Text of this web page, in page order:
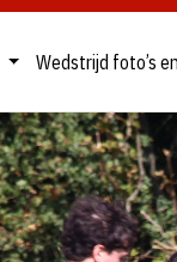
Wedstrijd foto’s